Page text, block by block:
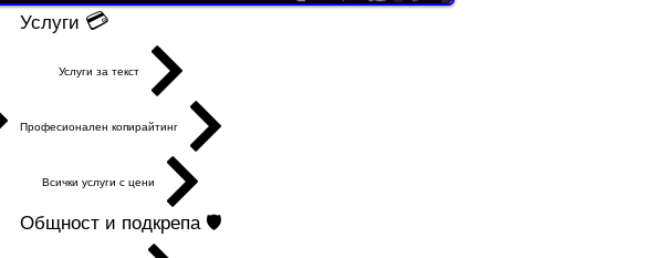
Услуги 💳
Услуги за текст
Професионален копирайтинг
Всички услуги с цени
Общност и подкрепа 🛡️